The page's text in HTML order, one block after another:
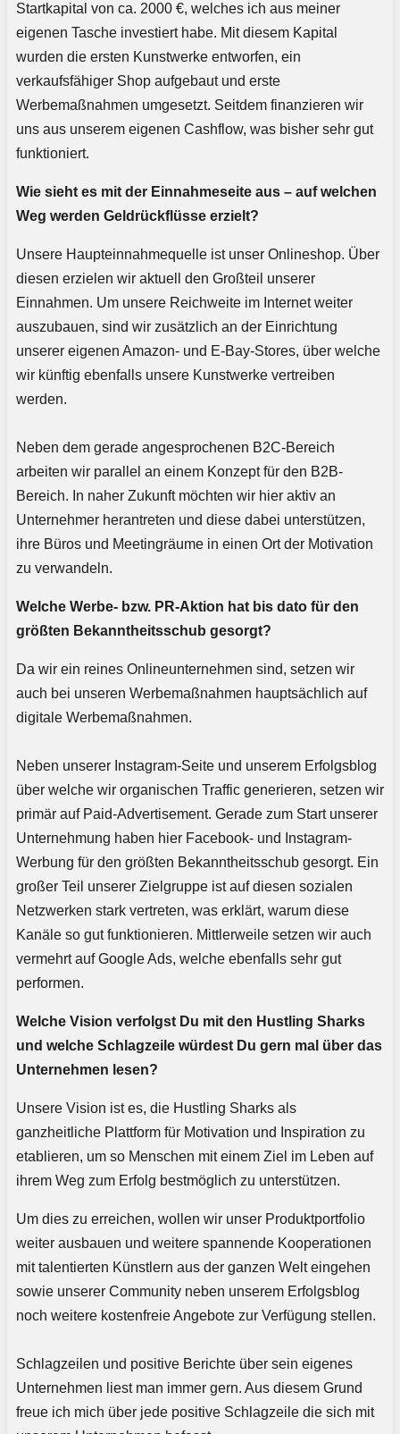
Startkapital von ca. 2000 €, welches ich aus meiner
eigenen Tasche investiert habe. Mit diesem Kapital
wurden die ersten Kunstwerke entworfen, ein
verkaufsfähiger Shop aufgebaut und erste
Werbemaßnahmen umgesetzt. Seitdem finanzieren wir
uns aus unserem eigenen Cashflow, was bisher sehr gut
funktioniert.
Wie sieht es mit der Einnahmeseite aus – auf welchen
Weg werden Geldrückflüsse erzielt?
Unsere Haupteinnahmequelle ist unser Onlineshop. Über
diesen erzielen wir aktuell den Großteil unserer
Einnahmen. Um unsere Reichweite im Internet weiter
auszubauen, sind wir zusätzlich an der Einrichtung
unserer eigenen Amazon- und E-Bay-Stores, über welche
wir künftig ebenfalls unsere Kunstwerke vertreiben
werden.
Neben dem gerade angesprochenen B2C-Bereich
arbeiten wir parallel an einem Konzept für den B2B-
Bereich. In naher Zukunft möchten wir hier aktiv an
Unternehmer herantreten und diese dabei unterstützen,
ihre Büros und Meetingräume in einen Ort der Motivation
zu verwandeln.
Welche Werbe- bzw. PR-Aktion hat bis dato für den
größten Bekanntheitsschub gesorgt?
Da wir ein reines Onlineunternehmen sind, setzen wir
auch bei unseren Werbemaßnahmen hauptsächlich auf
digitale Werbemaßnahmen.
Neben unserer Instagram-Seite und unserem Erfolgsblog
über welche wir organischen Traffic generieren, setzen wir
primär auf Paid-Advertisement. Gerade zum Start unserer
Unternehmung haben hier Facebook- und Instagram-
Werbung für den größten Bekanntheitsschub gesorgt. Ein
großer Teil unserer Zielgruppe ist auf diesen sozialen
Netzwerken stark vertreten, was erklärt, warum diese
Kanäle so gut funktionieren. Mittlerweile setzen wir auch
vermehrt auf Google Ads, welche ebenfalls sehr gut
performen.
Welche Vision verfolgst Du mit den Hustling Sharks
und welche Schlagzeile würdest Du gern mal über das
Unternehmen lesen?
Unsere Vision ist es, die Hustling Sharks als
ganzheitliche Plattform für Motivation und Inspiration zu
etablieren, um so Menschen mit einem Ziel im Leben auf
ihrem Weg zum Erfolg bestmöglich zu unterstützen.
Um dies zu erreichen, wollen wir unser Produktportfolio
weiter ausbauen und weitere spannende Kooperationen
mit talentierten Künstlern aus der ganzen Welt eingehen
sowie unserer Community neben unserem Erfolgsblog
noch weitere kostenfreie Angebote zur Verfügung stellen.
Schlagzeilen und positive Berichte über sein eigenes
Unternehmen liest man immer gern. Aus diesem Grund
freue ich mich über jede positive Schlagzeile die sich mit